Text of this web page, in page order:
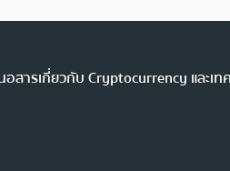
สารเกี่ยวกับ Cryptocurrency และเ